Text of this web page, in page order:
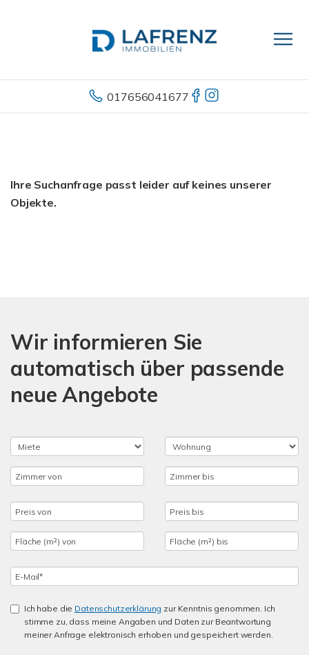
017656041677
Ihre Suchanfrage passt leider auf keines unserer
Objekte.
Wir informieren Sie
automatisch über passende
neue Angebote
Ich habe die Datenschutzerklärung zur Kenntnis genommen. Ich
stimme zu, dass meine Angaben und Daten zur Beantwortung
meiner Anfrage elektronisch erhoben und gespeichert werden.